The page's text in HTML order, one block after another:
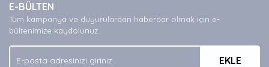
Ürün açıklamasında eksik bilgiler bulunuyor.
Ürün bilgilerinde hatalar bulunuyor.
Ürün fiyatı diğer sitelerden daha pahalı.
Bu ürüne benzer farklı alternatifler olmalı.
E-BÜLTEN
Tüm kampanya ve duyurulardan haberdar olmak için e-
bültenimize kaydolunuz.
EKLE